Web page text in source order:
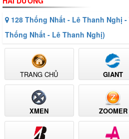
128 Thống Nhất - Lê Thanh Nghị
Thống Nhất - Lê Thanh Nghị)
TRANG CHỦ GIANT
XMEN ZOOMER